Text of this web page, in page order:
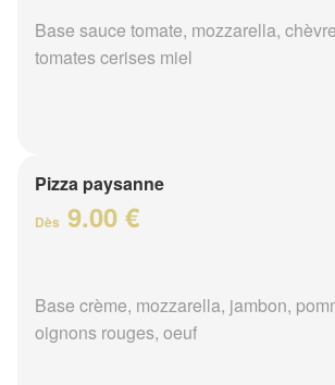
Base sauce tomate, mozzarella,
tomates cerises miel
Pizza paysanne
Dès 9.00 €
Base crème, mozzarella, jambon,
oignons rouges, oeuf